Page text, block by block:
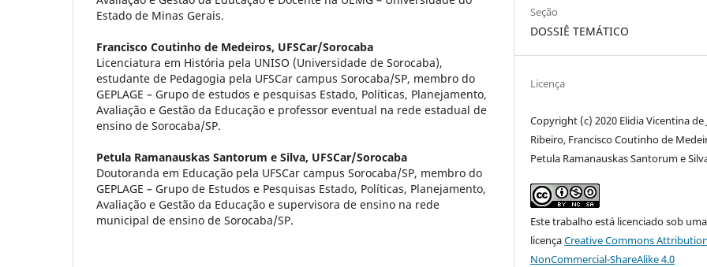
Estado de Minas Gerais.
Francisco Coutinho de Medeiros, UFSCar/Sorocaba
Licenciatura em História pela UNISO (Universidade de Sorocaba),
estudante de Pedagogia pela UFSCar campus Sorocaba/SP, membro do
GEPLAGE – Grupo de estudos e pesquisas Estado, Políticas, Planejamento,
Avaliação e Gestão da Educação e professor eventual na rede estadual de
ensino de Sorocaba/SP.
Petula Ramanauskas Santorum e Silva, UFSCar/Sorocaba
Doutoranda em Educação pela UFSCar campus Sorocaba/SP, membro do
GEPLAGE – Grupo de Estudos e Pesquisas Estado, Políticas, Planejamento,
Avaliação e Gestão da Educação e supervisora de ensino na rede
municipal de ensino de Sorocaba/SP.
Seção
DOSSIÊ TEMÁTICO
Licença
Copyright (c) 2020 Elidia Vicentina de
Ribeiro, Francisco Coutinho de
Petula Ramanauskas Santorum e
Este trabalho está licenciado sob uma
licençaCreative Commons
NonCommercial-ShareAlike 4.0